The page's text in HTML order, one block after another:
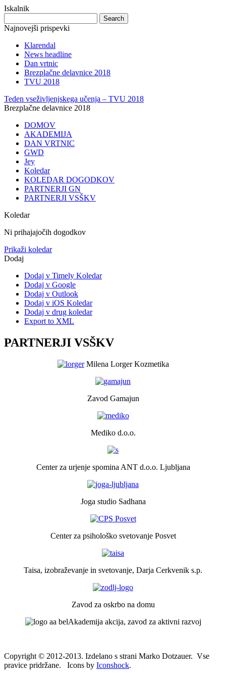
Iskalnik
Najnovejši prispevki
Klarendal
News headline
Dan vrtnic
Brezplačne delavnice 2018
TVU 2018
Teden vseživljenjskega učenja – TVU 2018
Brezplačne delavnice 2018
DOMOV
AKADEMIJA
DAN VRTNIC
GWD
Jey
Koledar
KOLEDAR DOGODKOV
PARTNERJI GN
PARTNERJI VSŠKV
Koledar
Ni prihajajočih dogodkov
Prikaži koledar
Dodaj
Dodaj v Timely Koledar
Dodaj v Google
Dodaj v Outlook
Dodaj v iOS Koledar
Dodaj v drug koledar
Export to XML
PARTNERJI VSŠKV
Milena Lorger Kozmetika
Zavod Gamajun
Mediko d.o.o.
Center za urjenje spomina ANT d.o.o. Ljubljana
Joga studio Sadhana
Center za psihološko svetovanje Posvet
Taisa, izobraževanje in svetovanje, Darja Cerkvenik s.p.
Zavod za oskrbo na domu
Akademija akcija, zavod za aktivni razvoj
Copyright © 2012-2013. Izdelano s strani Marko Dotzauer. Vse
pravice pridržane. Icons by Iconshock.